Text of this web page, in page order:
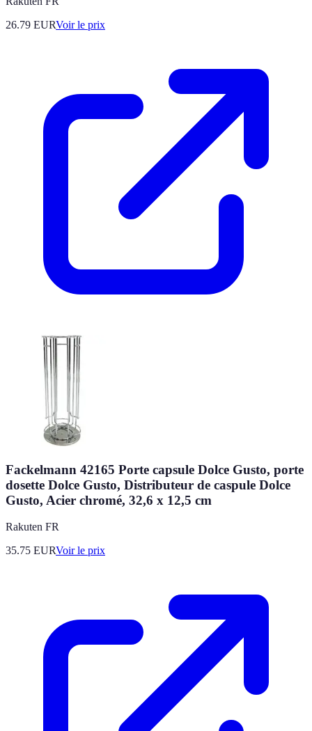
26.79 EURVoir le prix
Fackelmann 42165 Porte capsule Dolce Gusto, porte
dosette Dolce Gusto, Distributeur de caspule Dolce
Gusto, Acier chromé, 32,6 x 12,5 cm
Rakuten FR
35.75 EURVoir le prix